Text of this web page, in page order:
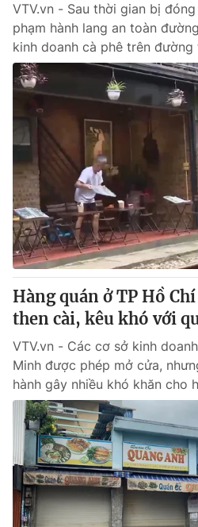
VTV.vn - Sau thời gian bị
phạm hành lang an toàn
kinh doanh cà phê trên đường
Hàng quán ở TP Hồ
then cài, kêu khó với
VTV.vn - Các cơ sở kinh
Minh được phép mở cửa,
hành gây nhiều khó khăn cho